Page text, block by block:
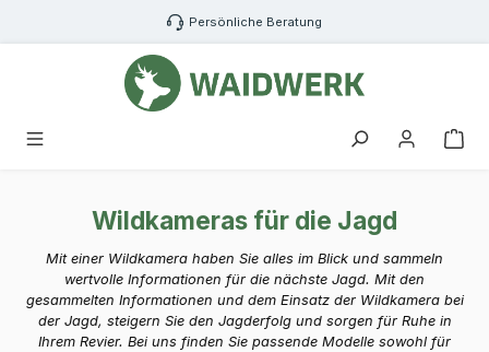
Zum Hauptinhalt springen Persönliche Beratung
Wildkameras für die Jagd
Mit einer Wildkamera haben Sie alles im Blick und sammeln
wertvolle Informationen für die nächste Jagd. Mit den
gesammelten Informationen und dem Einsatz der Wildkamera bei
der Jagd, steigern Sie den Jagderfolg und sorgen für Ruhe in
Ihrem Revier. Bei uns finden Sie passende Modelle sowohl für